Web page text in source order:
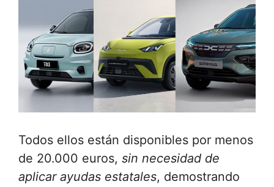
Todos ellos están disponibles por menos
de 20.000 euros, sin necesidad de
aplicar ayudas estatales, demostrando